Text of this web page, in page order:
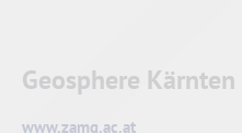
Geosphere
www.zamg.ac.at